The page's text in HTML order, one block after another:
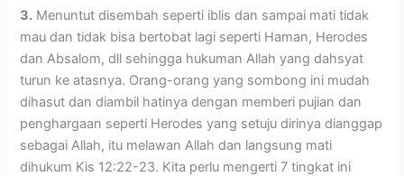
3. Menuntut disembah seperti iblis dan sampai mati tidak
mau dan tidak bisa bertobat lagi seperti Haman, Herodes
dan Absalom, dll sehingga hukuman Allah yang dahsyat
turun ke atasnya. Orang-orang yang sombong ini mudah
dihasut dan diambil hatinya dengan memberi pujian dan
penghargaan seperti Herodes yang setuju dirinya dianggap
sebagai Allah, itu melawan Allah dan langsung mati
dihukum Kis 12:22-23. Kita perlu mengerti 7 tingkat ini